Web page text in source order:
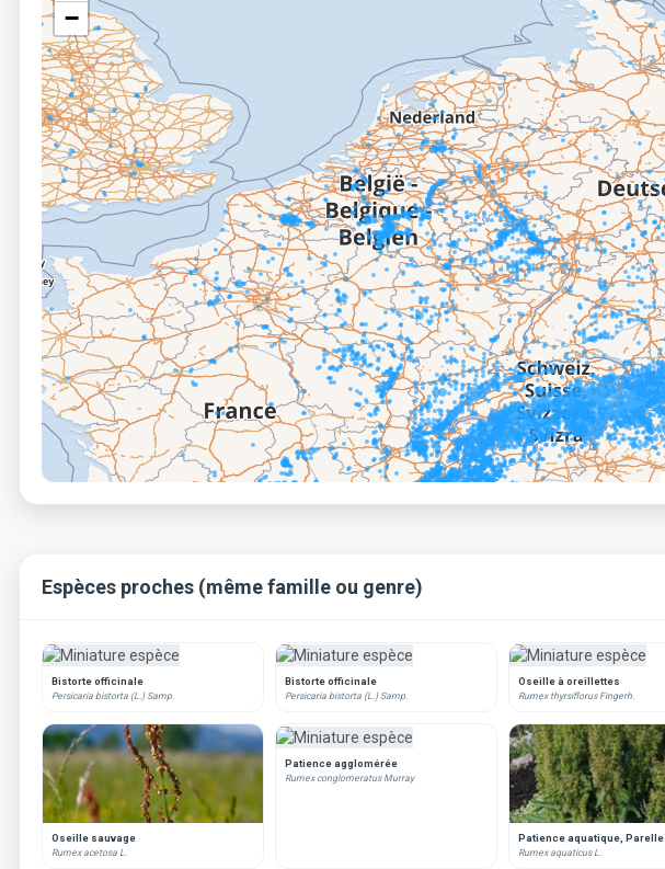
−
Espèces proches (même famille ou genre)
Bistorte officinale
Persicaria bistorta (L.) Samp.
Bistorte officinale
Persicaria bistorta (L.) Samp.
Oseille à oreillettes
Rumex thyrsiflorus Fingerh.
Oseille sauvage
Rumex acetosa L.
Patience agglomérée
Rumex conglomeratus Murray
Patience aquatique, Parelle
Rumex aquaticus L.